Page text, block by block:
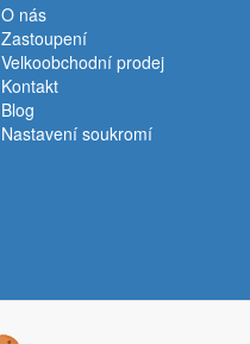
O nás
Zastoupení
Velkoobchodní prodej
Kontakt
Blog
Nastavení soukromí